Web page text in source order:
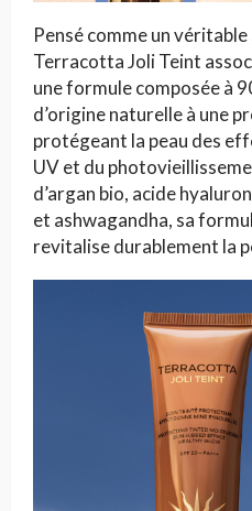
Pensé comme un
Terracotta Joli Teint
une formule composée à
d’origine naturelle à une
protégeant la peau des
UV et du
d’argan bio, acide
et ashwagandha, sa
revitalise durablement la